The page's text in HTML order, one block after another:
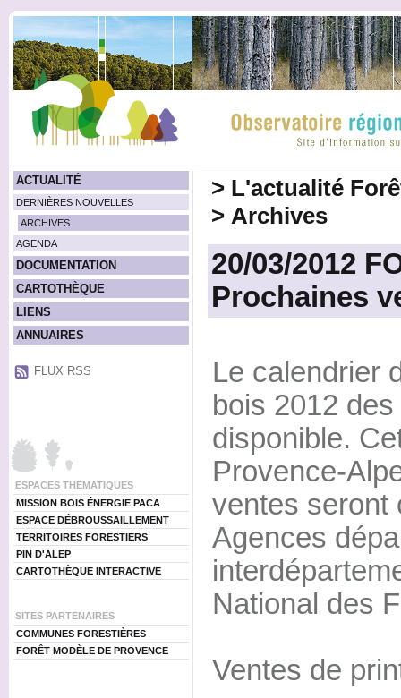
ACTUALITÉ
DERNIÈRES NOUVELLES
ARCHIVES
AGENDA
DOCUMENTATION
CARTOTHÈQUE
LIENS
ANNUAIRES
FLUX RSS
ESPACES THEMATIQUES
MISSION BOIS ÉNERGIE PACA
ESPACE DÉBROUSSAILLEMENT
TERRITOIRES FORESTIERS
PIN D'ALEP
CARTOTHÈQUE INTERACTIVE
SITES PARTENAIRES
COMMUNES FORESTIÈRES
FORÊT MODÈLE DE PROVENCE
> L'actualité
> Archives
20/03/2012
Prochaines
Le calendrier
bois 2012
disponible.
Provence-
ventes seront
Agences
National des
Ventes de